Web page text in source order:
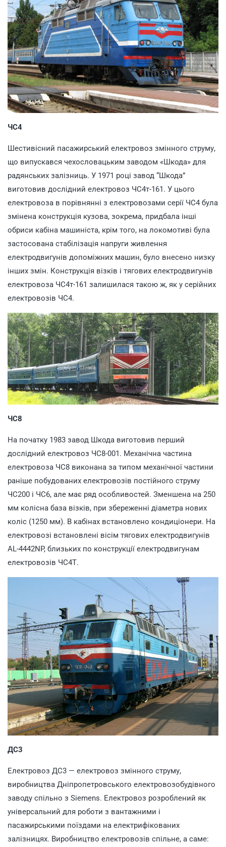
ЧС4
Шестивісний пасажирський електровоз змінного струму,
що випускався чехословацьким заводом «Шкода» для
радянських залізниць. У 1971 році завод “Шкода”
виготовив дослідний електровоз ЧС4т-161. У цього
електровоза в порівнянні з електровозами серії ЧС4 була
змінена конструкція кузова, зокрема, придбала інші
обриси кабіна машиніста, крім того, на локомотиві була
застосована стабілізація напруги живлення
електродвигунів допоміжних машин, було внесено низку
інших змін. Конструкція візків і тягових електродвигунів
електровоза ЧС4т-161 залишилася такою ж, як у серійних
електровозів ЧС4.
ЧС8
На початку 1983 завод Шкода виготовив перший
дослідний електровоз ЧС8-001. Механічна частина
електровоза ЧС8 виконана за типом механічної частини
раніше побудованих електровозів постійного струму
ЧС200 і ЧС6, але має ряд особливостей. Зменшена на 250
мм колісна база візків, при збереженні діаметра нових
коліс (1250 мм). В кабінах встановлено кондиціонери. На
електровозі встановлені вісім тягових електродвигунів
AL-4442NP, близьких по конструкції електродвигунам
електровозів ЧС4Т.
ДС3
Електровоз ДС3 — електровоз змінного струму,
виробництва Дніпропетровського електровозобудівного
заводу спільно з Siemens. Електровоз розроблений як
універсальний для роботи з вантажними і
пасажирськими поїздами на електрифікованих
залізницях. Виробництво електровозів спільне, а саме: